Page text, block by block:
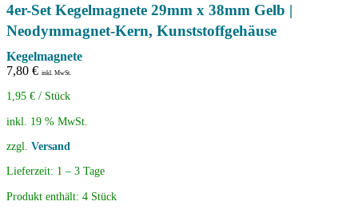
4er-Set Kegelmagnete 29mm x 38mm Gelb |
Neodymmagnet-Kern, Kunststoffgehäuse
Kegelmagnete
7,80 € inkl. MwSt.
1,95 € / Stück
inkl. 19 % MwSt.
zzgl. Versand
Lieferzeit: 1 – 3 Tage
Produkt enthält: 4 Stück